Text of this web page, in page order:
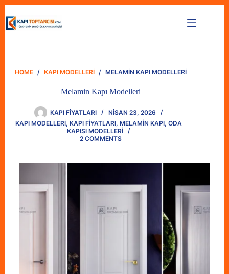
to
content
HOME / KAPI MODELLERI / MELAMIN KAPI MODELLERI
Melamin Kapı Modelleri
KAPI FIYATLARI
NISAN 23, 2026
KAPI MODELLERI, KAPI FIYATLARI, MELAMIN KAPI, ODA
KAPISI MODELLERI
2 COMMENTS